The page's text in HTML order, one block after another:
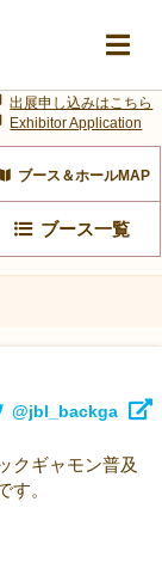
ブース＆ホールMAP
ブース一覧
出展申し込みはこちら
Exhibitor Application
@jbl_backga
クギャモン普及
。